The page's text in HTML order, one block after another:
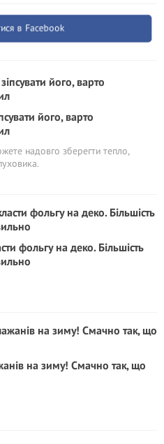
в Facebook
його, варто
надовго зберегти тепло,
фольгу на деко. Більшість
на зиму! Смачно так, що